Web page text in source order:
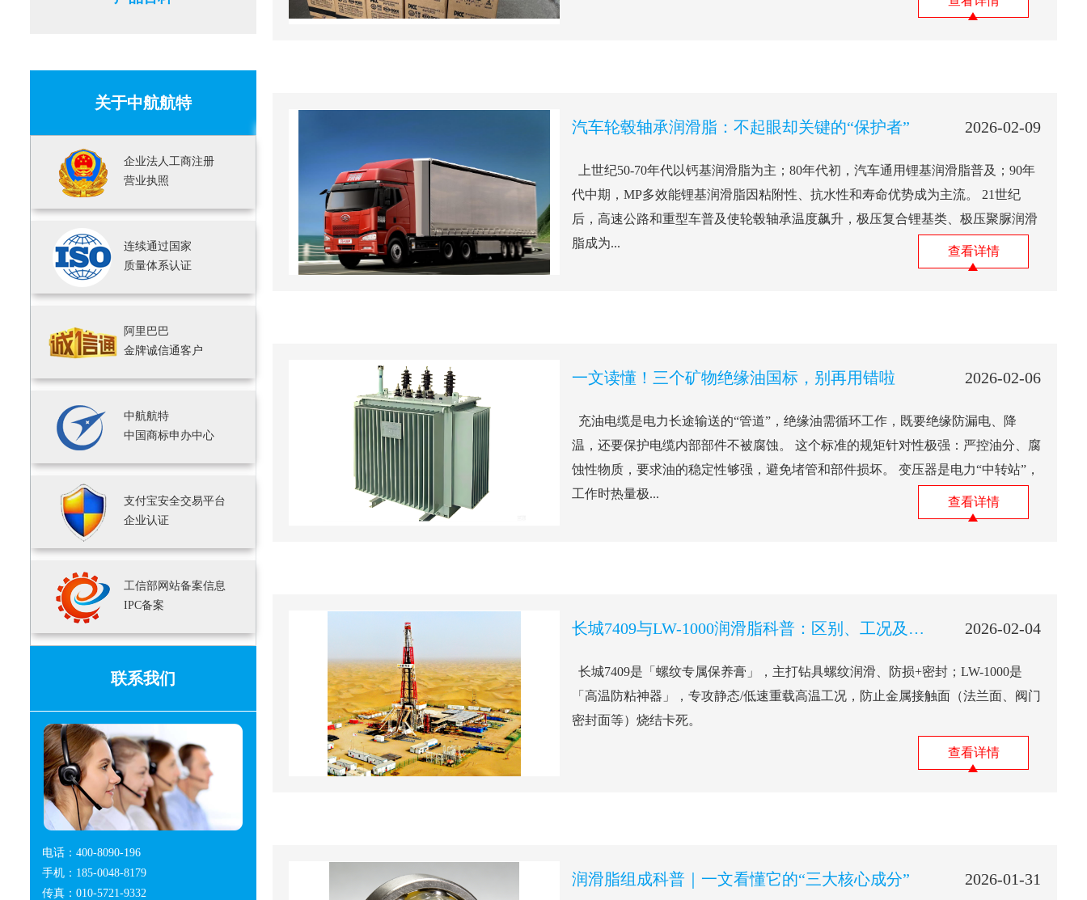
关于中航航特
企业法人工商注册
营业执照
连续通过国家
质量体系认证
阿里巴巴
金牌诚信通客户
中航航特
中国商标申办中心
支付宝安全交易平台
企业认证
工信部网站备案信息
IPC备案
联系我们
电话：400-8090-196
手机：185-0048-8179
传真：010-5721-9332
汽车轮毂轴承润滑脂：不起眼却关键的“保护者” 2026-02-09
上世纪50-70年代以钙基润滑脂为主；80年代初，汽车通用锂基润滑脂普及；90年
代中期，MP多效能锂基润滑脂因粘附性、抗水性和寿命优势成为主流。 21世纪
后，高速公路和重型车普及使轮毂轴承温度飙升，极压复合锂基类、极压聚脲润滑
脂成为...
查看详情
一文读懂！三个矿物绝缘油国标，别再用错啦 2026-02-06
充油电缆是电力长途输送的“管道”，绝缘油需循环工作，既要绝缘防漏电、降
温，还要保护电缆内部部件不被腐蚀。 这个标准的规矩针对性极强：严控油分、腐
蚀性物质，要求油的稳定性够强，避免堵管和部件损坏。 变压器是电力“中转站”，
工作时热量极...
查看详情
长城7409与LW-1000润滑脂科普：区别、工况及选型要点 2026-02-04
长城7409是「螺纹专属保养膏」，主打钻具螺纹润滑、防损+密封；LW-1000是
「高温防粘神器」，专攻静态/低速重载高温工况，防止金属接触面（法兰面、阀门
密封面等）烧结卡死。
查看详情
润滑脂组成科普｜一文看懂它的“三大核心成分” 2026-01-31